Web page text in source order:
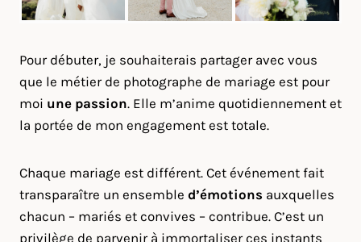
Pour débuter, je souhaiterais partager avec vous
que le métier de photographe de mariage est pour
moi une passion. Elle m’anime quotidiennement et
la portée de mon engagement est totale.
Chaque mariage est différent. Cet événement fait
transparaître un ensemble d’émotions auxquelles
chacun – mariés et convives – contribue. C’est un
privilège de parvenir à immortaliser ces instants